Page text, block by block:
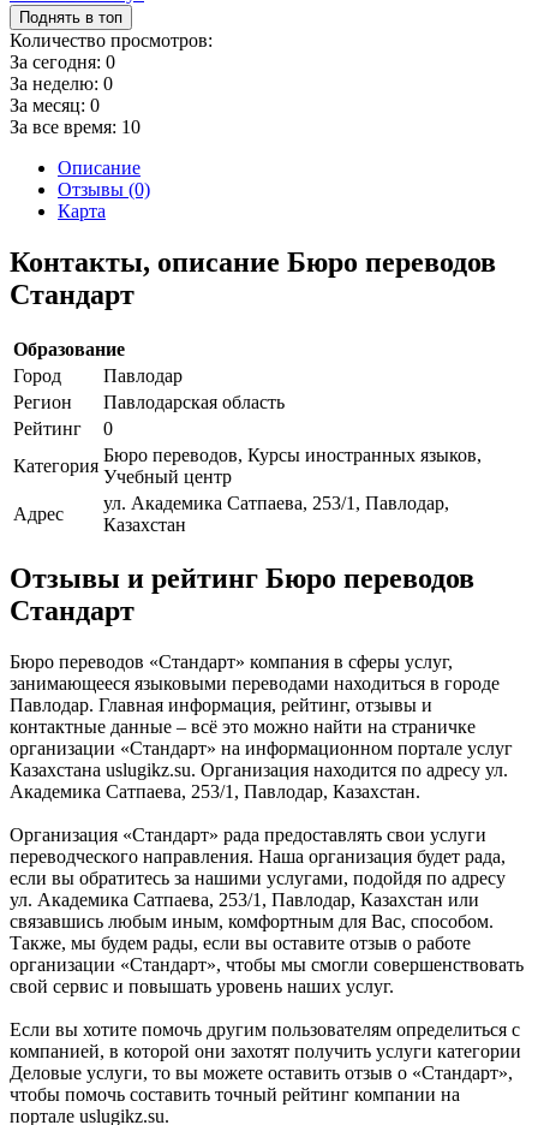
Поднять в топ
Количество просмотров:
За сегодня: 0
За неделю: 0
За месяц: 0
За все время: 10
Описание
Отзывы (0)
Карта
Контакты, описание Бюро переводов
Стандарт
Образование
Город
Павлодар
Регион
Павлодарская область
Рейтинг
0
Категория
Бюро переводов, Курсы иностранных языков,
Учебный центр
Адрес
ул. Академика Сатпаева, 253/1, Павлодар,
Казахстан
Отзывы и рейтинг Бюро переводов
Стандарт
Бюро переводов «Стандарт» компания в сферы услуг,
занимающееся языковыми переводами находиться в городе
Павлодар. Главная информация, рейтинг, отзывы и
контактные данные – всё это можно найти на страничке
организации «Стандарт» на информационном портале услуг
Казахстана uslugikz.su. Организация находится по адресу ул.
Академика Сатпаева, 253/1, Павлодар, Казахстан.
Организация «Стандарт» рада предоставлять свои услуги
переводческого направления. Наша организация будет рада,
если вы обратитесь за нашими услугами, подойдя по адресу
ул. Академика Сатпаева, 253/1, Павлодар, Казахстан или
связавшись любым иным, комфортным для Вас, способом.
Также, мы будем рады, если вы оставите отзыв о работе
организации «Стандарт», чтобы мы смогли совершенствовать
свой сервис и повышать уровень наших услуг.
Если вы хотите помочь другим пользователям определиться с
компанией, в которой они захотят получить услуги категории
Деловые услуги, то вы можете оставить отзыв о «Стандарт»,
чтобы помочь составить точный рейтинг компании на
портале uslugikz.su.